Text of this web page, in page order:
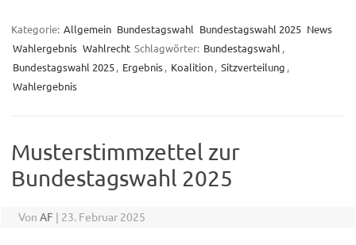
Kategorie: Allgemein Bundestagswahl Bundestagswahl 2025 News
Wahlergebnis Wahlrecht Schlagwörter: Bundestagswahl ,
Bundestagswahl 2025, Ergebnis, Koalition, Sitzverteilung ,
Wahlergebnis
Musterstimmzettel zur
Bundestagswahl 2025
Von AF | 23. Februar 2025